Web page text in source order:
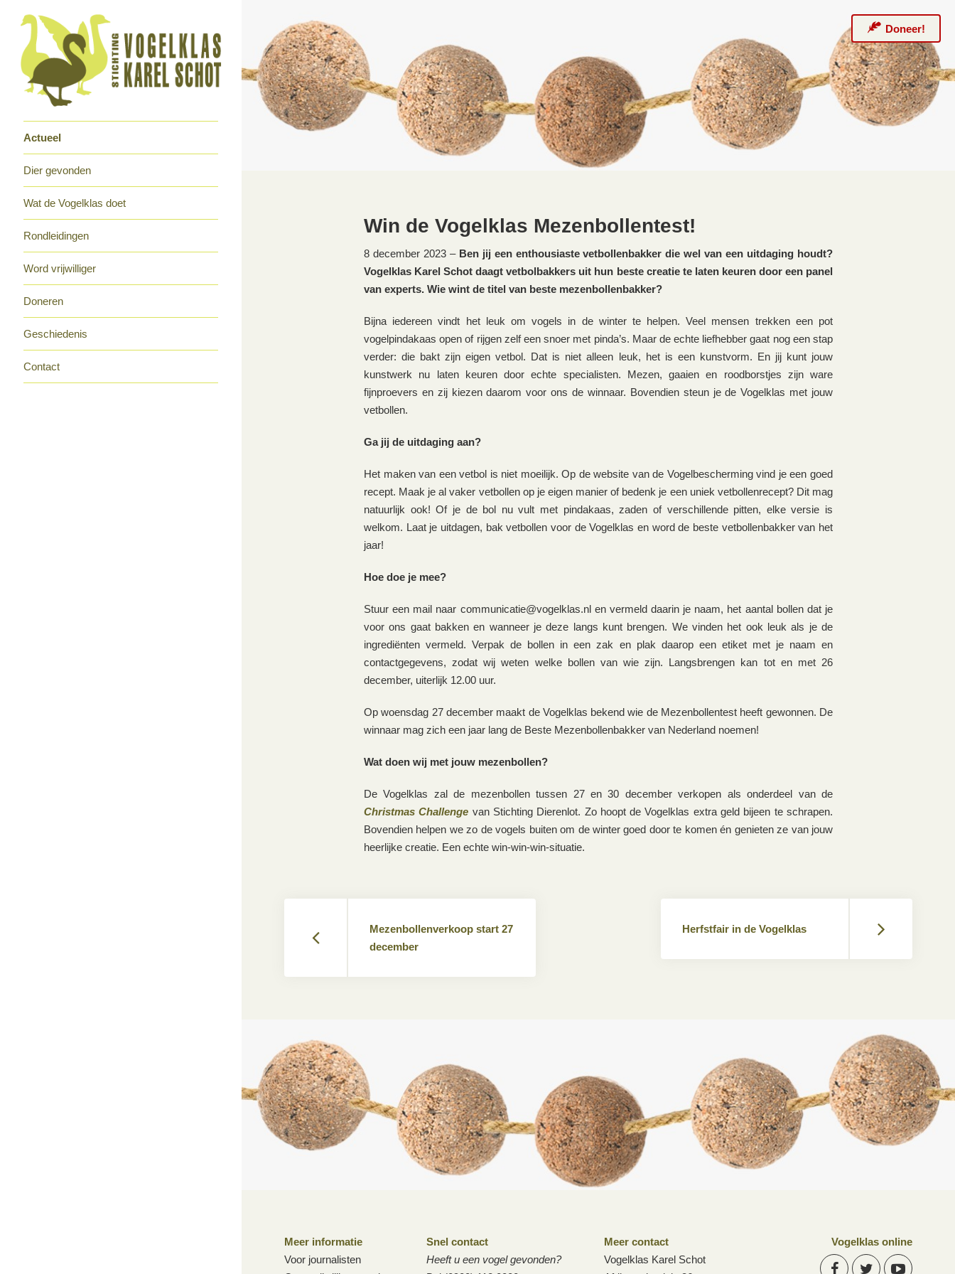
Actueel
Dier gevonden
Wat de Vogelklas doet
Rondleidingen
Word vrijwilliger
Doneren
Geschiedenis
Contact
Doneer!
Win de Vogelklas Mezenbollentest!
8 december 2023 – Ben jij een enthousiaste vetbollenbakker die wel van een uitdaging houdt?
Vogelklas Karel Schot daagt vetbolbakkers uit hun beste creatie te laten keuren door een panel
van experts. Wie wint de titel van beste mezenbollenbakker?
Bijna iedereen vindt het leuk om vogels in de winter te helpen. Veel mensen trekken een pot
vogelpindakaas open of rijgen zelf een snoer met pinda’s. Maar de echte liefhebber gaat nog een stap
verder: die bakt zijn eigen vetbol. Dat is niet alleen leuk, het is een kunstvorm. En jij kunt jouw
kunstwerk nu laten keuren door echte specialisten. Mezen, gaaien en roodborstjes zijn ware
fijnproevers en zij kiezen daarom voor ons de winnaar. Bovendien steun je de Vogelklas met jouw
vetbollen.
Ga jij de uitdaging aan?
Het maken van een vetbol is niet moeilijk. Op de website van de Vogelbescherming vind je een goed
recept. Maak je al vaker vetbollen op je eigen manier of bedenk je een uniek vetbollenrecept? Dit mag
natuurlijk ook! Of je de bol nu vult met pindakaas, zaden of verschillende pitten, elke versie is
welkom. Laat je uitdagen, bak vetbollen voor de Vogelklas en word de beste vetbollenbakker van het
jaar!
Hoe doe je mee?
Stuur een mail naar communicatie@vogelklas.nl en vermeld daarin je naam, het aantal bollen dat je
voor ons gaat bakken en wanneer je deze langs kunt brengen. We vinden het ook leuk als je de
ingrediënten vermeld. Verpak de bollen in een zak en plak daarop een etiket met je naam en
contactgegevens, zodat wij weten welke bollen van wie zijn. Langsbrengen kan tot en met 26
december, uiterlijk 12.00 uur.
Op woensdag 27 december maakt de Vogelklas bekend wie de Mezenbollentest heeft gewonnen. De
winnaar mag zich een jaar lang de Beste Mezenbollenbakker van Nederland noemen!
Wat doen wij met jouw mezenbollen?
De Vogelklas zal de mezenbollen tussen 27 en 30 december verkopen als onderdeel van de
Christmas Challenge van Stichting Dierenlot. Zo hoopt de Vogelklas extra geld bijeen te schrapen.
Bovendien helpen we zo de vogels buiten om de winter goed door te komen én genieten ze van jouw
heerlijke creatie. Een echte win-win-win-situatie.
Mezenbollenverkoop start 27
december
Herfstfair in de Vogelklas
Meer informatie
Voor journalisten
Snel contact
Heeft u een vogel gevonden?
Meer contact
Vogelklas Karel Schot
Vogelklas online